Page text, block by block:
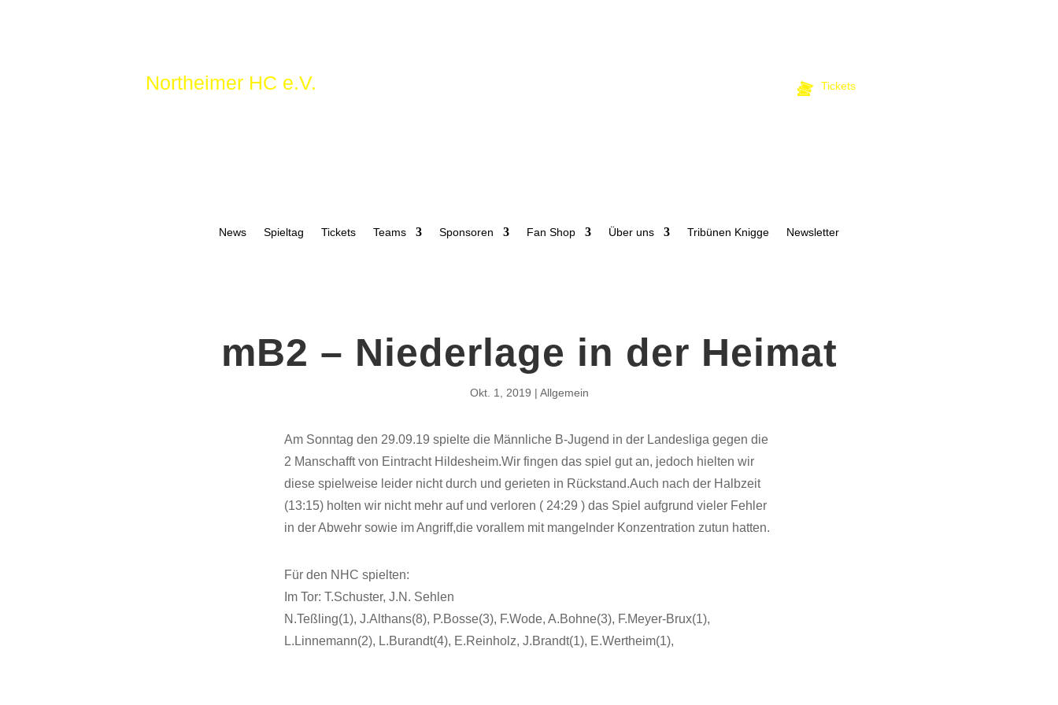
Northeimer HC e.V. Tickets
News Spieltag Tickets Teams Sponsoren Fan Shop Über uns Tribünen Knigge Newsletter
mB2 – Niederlage in der Heimat
Okt. 1, 2019 Allgemein
Am Sonntag den 29.09.19 spielte die Männliche B-Jugend in der Landesliga gegen die
2 Manschafft von Eintracht Hildesheim.Wir fingen das spiel gut an, jedoch hielten wir
diese spielweise leider nicht durch und gerieten in Rückstand.Auch nach der Halbzeit
(13:15) holten wir nicht mehr auf und verloren ( 24:29 ) das Spiel aufgrund vieler Fehler
in der Abwehr sowie im Angriff,die vorallem mit mangelnder Konzentration zutun hatten.
Für den NHC spielten:
Im Tor: T.Schuster, J.N. Sehlen
N.Teßling(1), J.Althans(8), P.Bosse(3), F.Wode, A.Bohne(3), F.Meyer-Brux(1),
L.Linnemann(2), L.Burandt(4), E.Reinholz, J.Brandt(1), E.Wertheim(1),